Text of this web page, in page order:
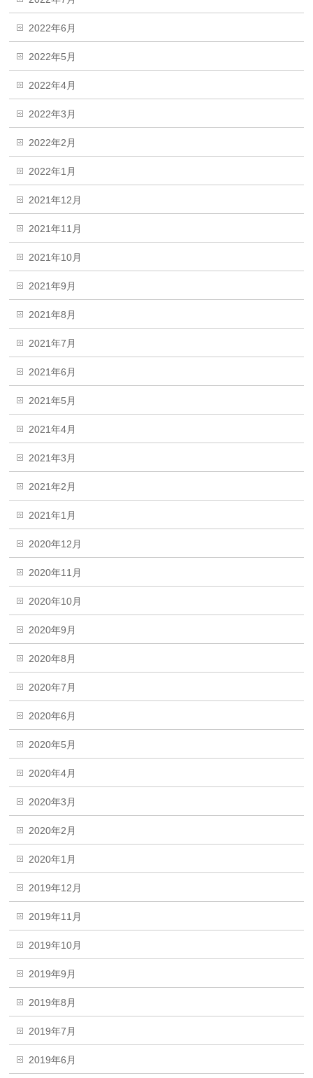
2022年6月
2022年5月
2022年4月
2022年3月
2022年2月
2022年1月
2021年12月
2021年11月
2021年10月
2021年9月
2021年8月
2021年7月
2021年6月
2021年5月
2021年4月
2021年3月
2021年2月
2021年1月
2020年12月
2020年11月
2020年10月
2020年9月
2020年8月
2020年7月
2020年6月
2020年5月
2020年4月
2020年3月
2020年2月
2020年1月
2019年12月
2019年11月
2019年10月
2019年9月
2019年8月
2019年7月
2019年6月